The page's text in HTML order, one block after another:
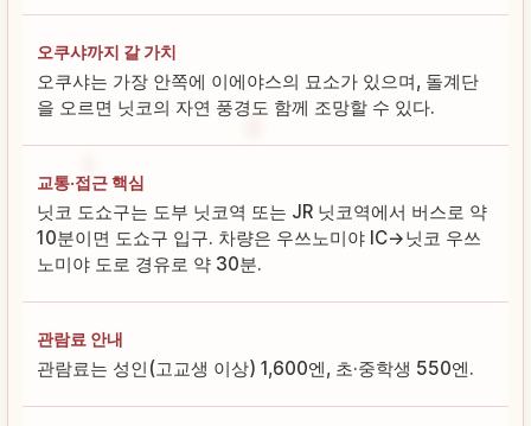
오쿠샤까지 갈 가치
오쿠샤는 가장 안쪽에 이에야스의 묘소가 있으며, 돌계단
을 오르면 닛코의 자연 풍경도 함께 조망할 수 있다.
교통·접근 핵심
닛코 도쇼구는 도부 닛코역 또는 JR 닛코역에서 버스로 약
10분이면 도쇼구 입구. 차량은 우쓰노미야 IC→닛코 우쓰
노미야 도로 경유로 약 30분.
관람료 안내
관람료는 성인(고교생 이상) 1,600엔, 초·중학생 550엔.